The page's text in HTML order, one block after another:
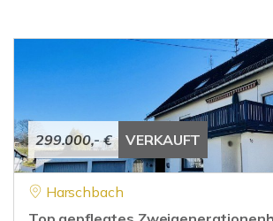
299.000,- € VERKAUFT
Harschbach